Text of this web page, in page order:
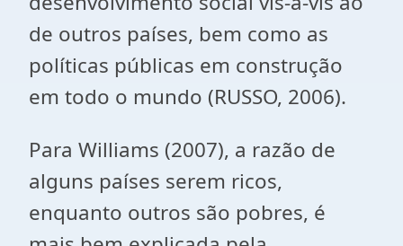
de outros países, bem como as
políticas públicas em construção
em todo o mundo (RUSSO, 2006).
Para Williams (2007), a razão de
alguns países serem ricos,
enquanto outros são pobres, é